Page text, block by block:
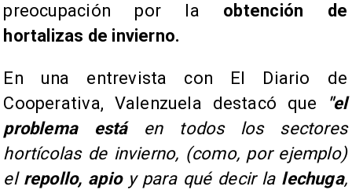
preocupación por la obtención de
hortalizas de invierno.
En una entrevista con El Diario de
Cooperativa, Valenzuela destacó que
"el
problema está en todos los sectores
hortícolas de invierno, (como, por ejemplo)
elrepollo, apio y para qué decir la lechuga,